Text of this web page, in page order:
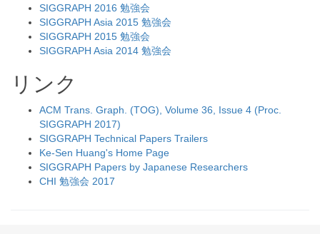
SIGGRAPH 2016 勉強会
SIGGRAPH Asia 2015 勉強会
SIGGRAPH 2015 勉強会
SIGGRAPH Asia 2014 勉強会
リンク
ACM Trans. Graph. (TOG), Volume 36, Issue 4 (Proc.
SIGGRAPH 2017)
SIGGRAPH Technical Papers Trailers
Ke-Sen Huang's Home Page
SIGGRAPH Papers by Japanese Researchers
CHI 勉強会 2017